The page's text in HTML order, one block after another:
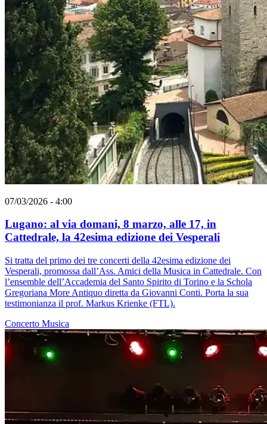
07/03/2026 - 4:00
Lugano: al via domani, 8 marzo, alle 17, in
Cattedrale, la 42esima edizione dei Vesperali
Si tratta del primo dei tre concerti della 42esima edizione dei
Vesperali, promossa dall’Ass. Amici della Musica in Cattedrale. Con
l’ensemble dell’Accademia del Santo Spirito di Torino e la Schola
Gregoriana More Antiquo diretta da Giovanni Conti. Porta la sua
testimonianza il prof. Markus Krienke (FTL).
Concerto Musica